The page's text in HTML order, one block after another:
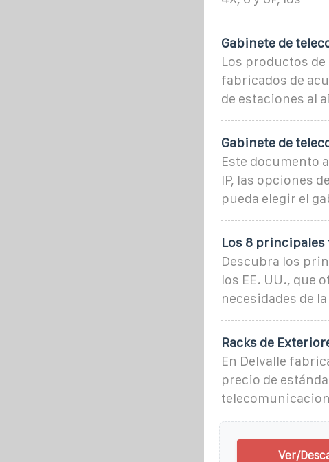
Gabinete de
Los productos
fabricados de
de estaciones al
Gabinete de
Este documento
IP, las opciones
pueda elegir el
Los 8
Descubra los
los EE. UU., que
necesidades de
Racks de
En Delvalle
precio de
Ver/